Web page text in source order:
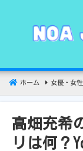
ホーム 女優・女
高畑充希
リは何？